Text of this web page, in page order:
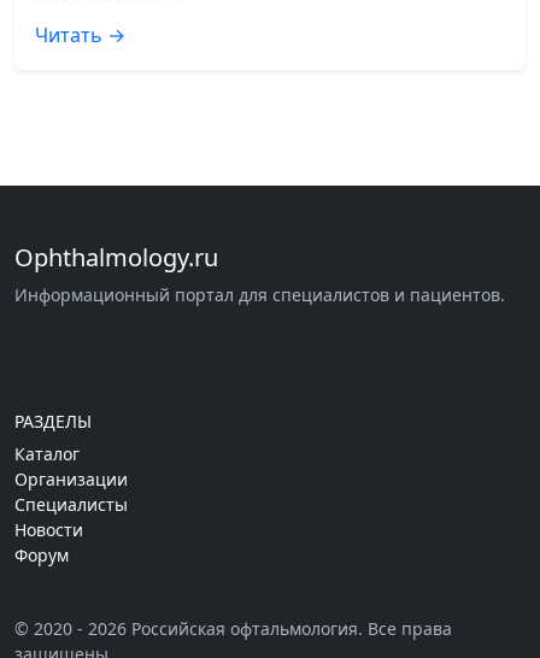
Читать →
Ophthalmology.ru
Информационный портал для специалистов и пациентов.
РАЗДЕЛЫ
Каталог
Организации
Специалисты
Новости
Форум
© 2020 - 2026 Российская офтальмология. Все права